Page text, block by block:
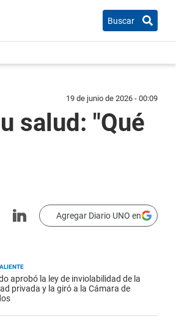
Buscar
19 de junio de 2026 - 00:09
salud: "Qué
Agregar Diario UNO en
aprobó la ley de inviolabilidad de la
privada y la giró a la Cámara de